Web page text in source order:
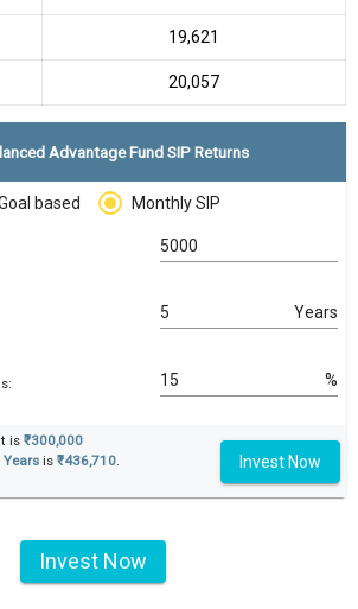
₹19,621
₹20,057
Advantage Fund SIP Returns
based Monthly SIP
Years
%
is ₹300,000
Years is ₹436,710.
Invest Now
Invest Now